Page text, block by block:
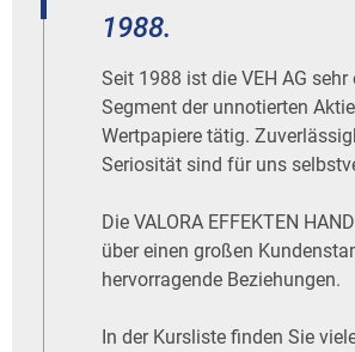
1988.
Seit 1988 ist die VEH AG
Segment der unnotierten
Wertpapiere tätig.
Seriosität sind für uns
Die VALORA EFFEKTEN
über einen großen
hervorragende Beziehungen.
In der Kursliste finden Sie